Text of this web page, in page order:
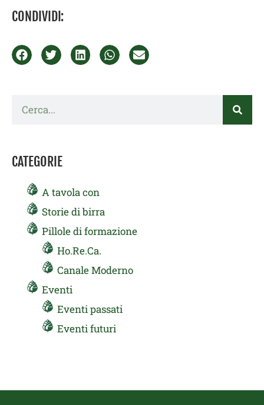
CONDIVIDI:
Cerca
CATEGORIE
A tavola con
Storie di birra
Pillole di formazione
Ho.Re.Ca.
Canale Moderno
Eventi
Eventi passati
Eventi futuri